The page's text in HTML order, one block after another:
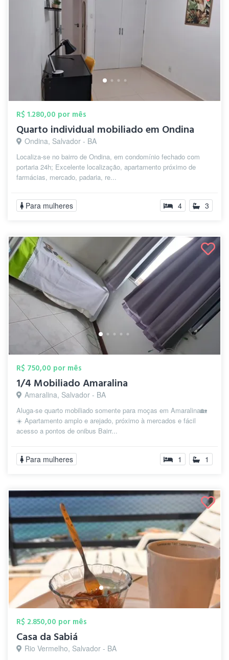
R$ 1.280,00 por mês
Quarto individual mobiliado em Ondina
Ondina, Salvador - BA
Localiza-se no bairro de Ondina, em condomínio fechado com
portaria 24h; Excelente localização, apartamento próximo de
farmácias, mercado, padaria, re...
Para mulheres 4 3
R$ 750,00 por mês
1/4 Mobiliado Amaralina
Amaralina, Salvador - BA
Aluga-se quarto mobiliado somente para moças em Amaralina🏡
☀️ Apartamento amplo e arejado, próximo à mercados e fácil
acesso a pontos de onibus Bairr...
Para mulheres 1 1
R$ 2.850,00 por mês
Casa da Sabiá
Rio Vermelho, Salvador - BA